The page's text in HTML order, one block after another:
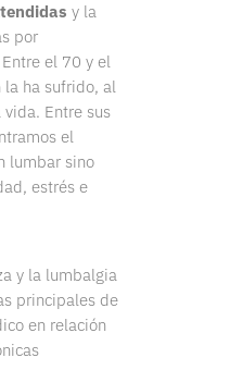
y la
por
el 70 y el
ha sufrido, al
vida. Entre sus
el
lumbar sino
estrés e
y la lumbalgia
principales de
en relación